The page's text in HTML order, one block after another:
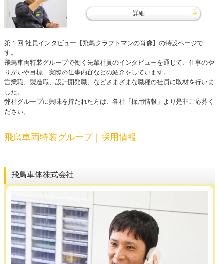
詳細
第１回 社員インタビュー【飛鳥クラフトマンの肖像】の特設ページで
す。
飛鳥車両特装グループで働く先輩社員のインタビューを通じて、仕事のや
りがいや目標、実際の仕事内容などの紹介をしています。
営業職、製造職、設計開発職、などさまざまな職種の社員に取材を行いま
した。
弊社グループに興味を持たれた方は、各社「採用情報」より是非ご応募く
ださい。
飛鳥車両特装グループ｜採用情報
飛鳥車体株式会社